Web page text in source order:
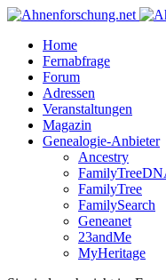
Home
Fernabfrage
Forum
Adressen
Veranstaltungen
Magazin
Genealogie-Anbieter
Ancestry
FamilyTree
FamilySearch
Geneanet
23andMe
MyHeritage